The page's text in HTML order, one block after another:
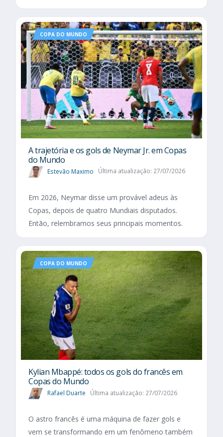
COPA DO MUNDO
A trajetória e os gols de Neymar Jr. em Copas
do Mundo
Estevão Maximo Última atualização: 27/07/2026
Em 2026, Neymar disse um provável adeus às
Copas, depois de quatro Mundiais disputados.
Então, relembramos seus principais momentos.
COPA DO MUNDO
Kylian Mbappé: todos os gols do francês em
Copas do Mundo
Rafael Duarte Última atualização: 27/07/2026
O astro francês é uma máquina de fazer gols e
vem se transformando em um fenômeno também